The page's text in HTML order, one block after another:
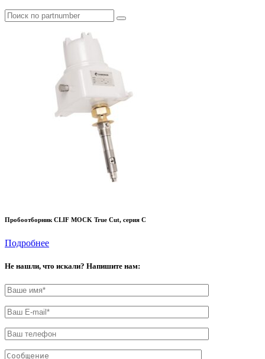
Пробоотборник CLIF MOCK True Cut, серия C
Подробнее
Не нашли, что искали? Напишите нам: